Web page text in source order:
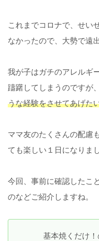
これまでコロナで、せい
なかったので、大勢で遠
我が子はガチのアレルギ
躊躇してしまうのですが、
うな経験をさせてあげた
ママ友のたくさんの配慮
ても楽しい１日になりま
今回、事前に確認したこ
のなどご紹介しますね。
基本焼くだけ